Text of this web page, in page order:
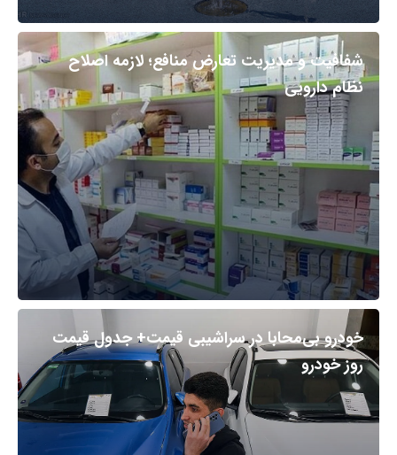
شفافیت و مدیریت تعارض منافع؛ لازمه اصلاح
نظام دارویی
خودرو بی‌محابا در سراشیبی قیمت+ جدول قیمت
روز خودرو